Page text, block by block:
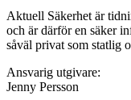
Aktuell Säkerhet är
och är därför en säker
såväl privat som statlig
Ansvarig utgivare:
Jenny Persson